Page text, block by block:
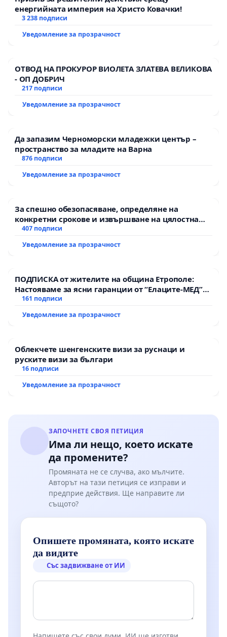
енергийната империя на Христо Ковачки!
3 238 подписи
Уведомление за прозрачност
ОТВОД НА ПРОКУРОР ВИОЛЕТА ЗЛАТЕВА ВЕЛИКОВА
- ОП ДОБРИЧ
217 подписи
Уведомление за прозрачност
Да запазим Черноморски младежки център –
пространство за младите на Варна
876 подписи
Уведомление за прозрачност
За спешно обезопасяване, определяне на
конкретни срокове и извършване на цялостна
рехабилитация на републиканския път между
Мирово - к.к. Момин проход
407 подписи
Уведомление за прозрачност
ПОДПИСКА от жителите на община Етрополе:
Настояваме за ясни гаранции от “Елаците-МЕД”
АД и от държавата, че ще се изпълнят всички
161 подписи
Уведомление за прозрачност
Облекчете шенгенските визи за руснаци и
руските визи за българи
16 подписи
Уведомление за прозрачност
ЗАПОЧНЕТЕ СВОЯ ПЕТИЦИЯ
Има ли нещо, което искате
да промените?
Промяната не се случва, ако мълчите.
Авторът на тази петиция се изправи и
предприе действия. Ще направите ли
същото?
Опишете промяната, която искате
да видите
Със задвижване от ИИ